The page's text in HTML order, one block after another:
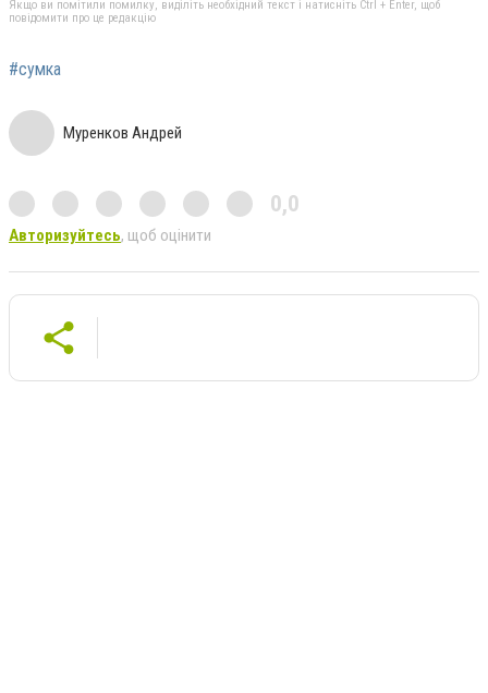
Якщо ви помітили помилку, виділіть необхідний текст і натисніть Ctrl + Enter, щоб
повідомити про це редакцію
#сумка
Муренков Андрей
0,0
Авторизуйтесь, щоб оцінити